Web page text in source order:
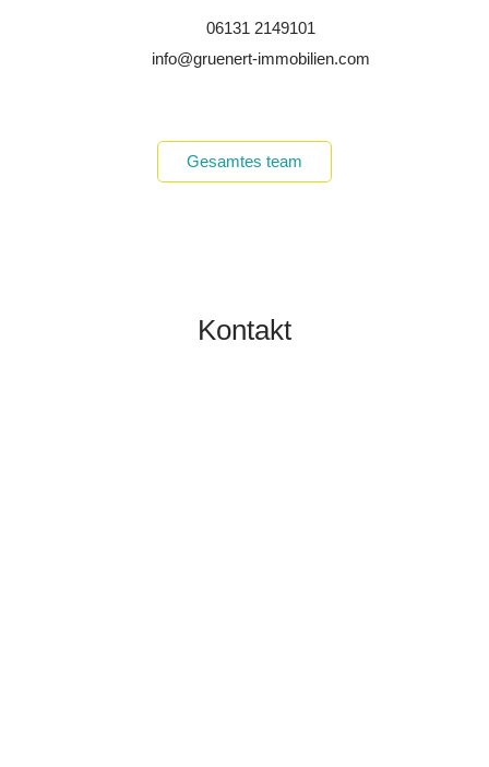
06131 2149101
info@gruenert-immobilien.com
Gesamtes team
Kontakt